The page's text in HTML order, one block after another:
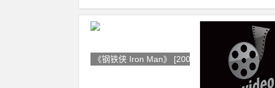
《钢铁侠 Iron Man》 [2008] [